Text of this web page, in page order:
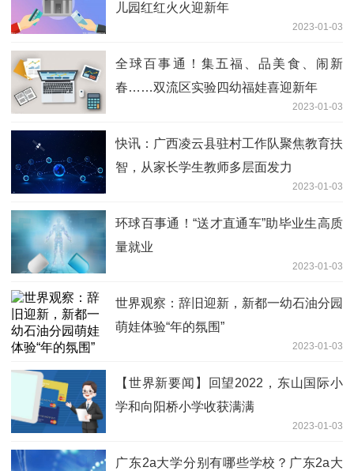
儿园红红火火迎新年
2023-01-03
全球百事通！集五福、品美食、闹新
春……双流区实验四幼福娃喜迎新年
2023-01-03
快讯：广西凌云县驻村工作队聚焦教育扶
智，从家长学生教师多层面发力
2023-01-03
环球百事通！“送才直通车”助毕业生高质
量就业
2023-01-03
世界观察：辞旧迎新，新都一幼石油分园
萌娃体验“年的氛围”
2023-01-03
【世界新要闻】回望2022，东山国际小
学和向阳桥小学收获满满
2023-01-03
广东2a大学分别有哪些学校？广东2a大